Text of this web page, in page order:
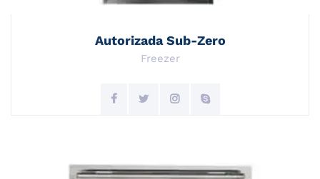
Autorizada Sub-Zero
Freezer